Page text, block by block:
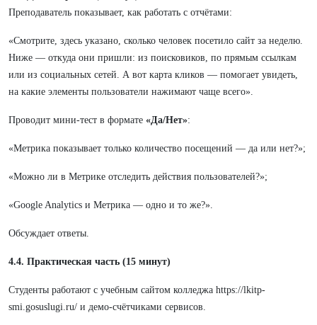
Преподаватель показывает, как работать с отчётами:
«Смотрите, здесь указано, сколько человек посетило сайт за неделю.
Ниже — откуда они пришли: из поисковиков, по прямым ссылкам
или из социальных сетей. А вот карта кликов — помогает увидеть,
на какие элементы пользователи нажимают чаще всего».
Проводит мини-тест в формате «Да/Нет»:
«Метрика показывает только количество посещений — да или нет?»;
«Можно ли в Метрике отследить действия пользователей?»;
«Google Analytics и Метрика — одно и то же?».
Обсуждает ответы.
4.4. Практическая часть (15 минут)
Студенты работают с учебным сайтом колледжа https://lkitp-
smi.gosuslugi.ru/ и демо-счётчиками сервисов.